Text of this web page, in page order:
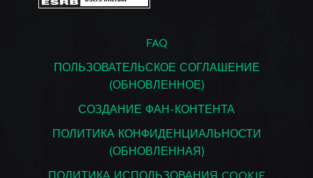
FAQ
ПОЛЬЗОВАТЕЛЬСКОЕ СОГЛАШЕНИЕ
(ОБНОВЛЕННОЕ)
СОЗДАНИЕ ФАН-КОНТЕНТА
ПОЛИТИКА КОНФИДЕНЦИАЛЬНОСТИ
(ОБНОВЛЕННАЯ)